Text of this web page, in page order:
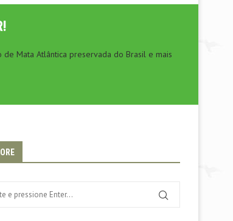
Mata Atlântica preservada do Brasil e mais